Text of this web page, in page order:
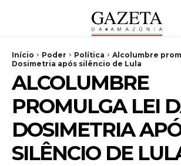
Início Poder Política
Alcolumbre
Dosimetria após silêncio de Lula
ALCOLUMBRE
PROMULGA LEI
DOSIMETRIA
SILÊNCIO DE